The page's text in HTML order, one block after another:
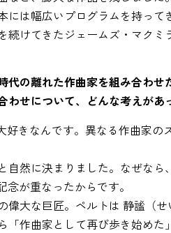
には幅広いプログラムを持っ
続けてきたジェームズ・マク
の離れた作曲家を組み合わせ
わせについて、どんな考えがあ
好きなんです。異なる作曲家
自然に決まりました。なぜな
が重なったからです。
偉大な巨匠。ペルトは 静謐（
「作曲家として再び歩き始め